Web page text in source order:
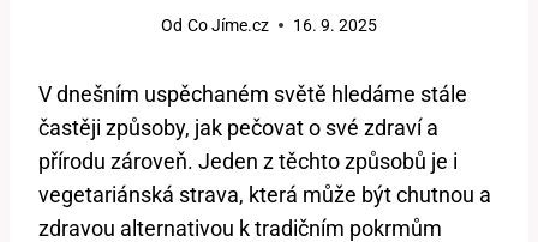
Od Co Jíme.cz 16. 9. 2025
V dnešním uspěchaném světě hledáme stále
častěji způsoby, jak pečovat o své zdraví a
přírodu zároveň. Jeden z těchto způsobů je i
vegetariánská strava, která může být chutnou a
zdravou alternativou k tradičním pokrmům